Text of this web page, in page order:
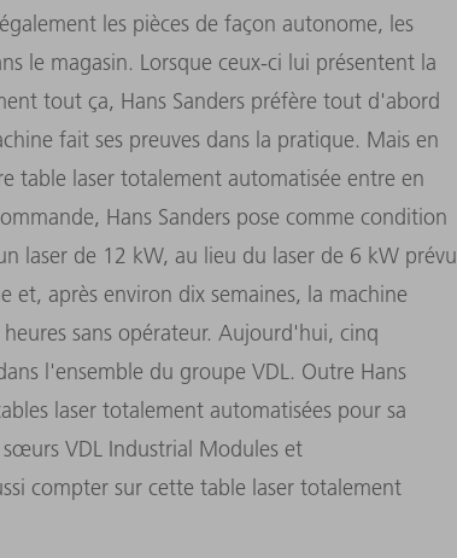
les pièces de façon autonome, les
le magasin. Lorsque ceux-ci lui présentent la
tout ça, Hans Sanders préfère tout d'abord
fait ses preuves dans la pratique. Mais en
table laser totalement automatisée entre en
Hans Sanders pose comme condition
laser de 12 kW, au lieu du laser de 6 kW prévu
et, après environ dix semaines, la machine
sans opérateur. Aujourd'hui, cinq
l'ensemble du groupe VDL. Outre Hans
laser totalement automatisées pour sa
VDL Industrial Modules et
compter sur cette table laser totalement